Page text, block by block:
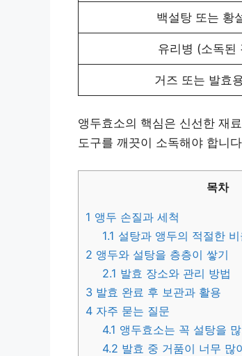
백설탕 또는 황
유리병 (소독된
거즈 또는 발효
앵두효소의 핵심은 신선한 재
도구를 깨끗이 소독해야 합니
목차
1 앵두 손질과 세척
1.1 설탕과 앵두의 적절한 비
2 앵두와 설탕을 층층이 쌓기
2.1 발효 장소와 관리 방법
3 발효 완료 후 보관과 활용
4 자주 묻는 질문
4.1 앵두효소는 꼭 설탕을
4.2 발효 중 거품이 너무 많